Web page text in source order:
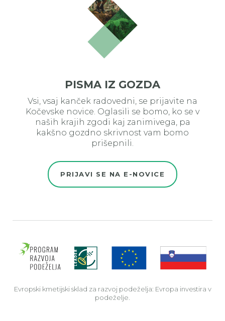
PISMA IZ GOZDA
Vsi, vsaj kanček radovedni, se prijavite na
Kočevske novice. Oglasili se bomo, ko se v
naših krajih zgodi kaj zanimivega, pa
kakšno gozdno skrivnost vam bomo
prišepnili.
PRIJAVI SE NA E-NOVICE
Evropski kmetijski sklad za razvoj podeželja: Evropa investira v
podeželje.